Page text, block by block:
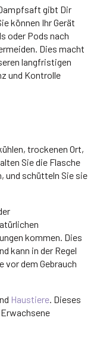
gibt Dir
können Ihr Gerät
oder Pods nach
Dies macht
langfristigen
und Kontrolle
trockenen Ort,
Sie die Flasche
und schütteln Sie sie
kommen. Dies
kann in der Regel
vor dem Gebrauch
Haustiere . Dieses